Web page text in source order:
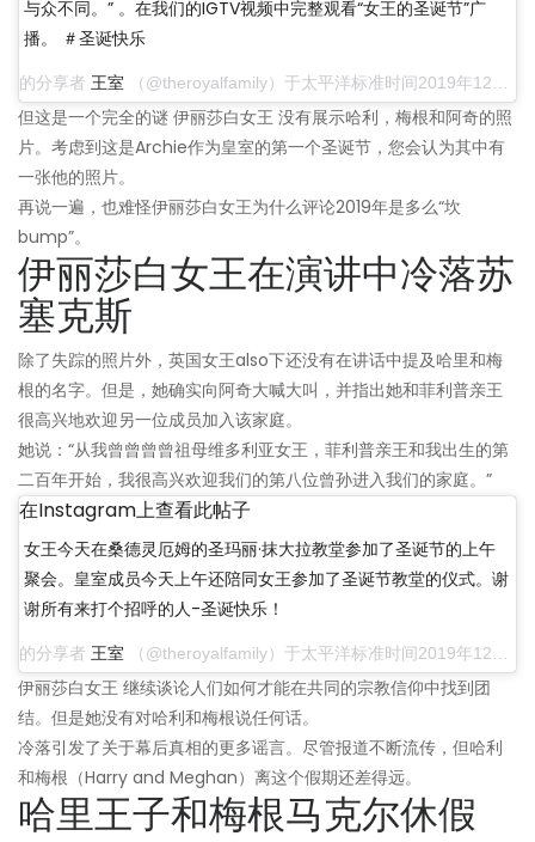
与众不同。” 。在我们的IGTV视频中完整观看“女王的圣诞节”广
播。 ＃圣诞快乐
的分享者 王室 （@theroyalfamily）于太平洋标准时间2019年12月25日上午7:23
但这是一个完全的谜 伊丽莎白女王 没有展示哈利，梅根和阿奇的照
片。考虑到这是Archie作为皇室的第一个圣诞节，您会认为其中有
一张他的照片。
再说一遍，也难怪伊丽莎白女王为什么评论2019年是多么“坎
bump”。
伊丽莎白女王在演讲中冷落苏
塞克斯
除了失踪的照片外，英国女王also下还没有在讲话中提及哈里和梅
根的名字。但是，她确实向阿奇大喊大叫，并指出她和菲利普亲王
很高兴地欢迎另一位成员加入该家庭。
她说：“从我曾曾曾曾祖母维多利亚女王，菲利普亲王和我出生的第
二百年开始，我很高兴欢迎我们的第八位曾孙进入我们的家庭。”
在Instagram上查看此帖子
女王今天在桑德灵厄姆的圣玛丽·抹大拉教堂参加了圣诞节的上午
聚会。皇室成员今天上午还陪同女王参加了圣诞节教堂的仪式。谢
谢所有来打个招呼的人-圣诞快乐！
的分享者 王室 （@theroyalfamily）于太平洋标准时间2019年12月25日上午6:17
伊丽莎白女王 继续谈论人们如何才能在共同的宗教信仰中找到团
结。但是她没有对哈利和梅根说任何话。
冷落引发了关于幕后真相的更多谣言。尽管报道不断流传，但哈利
和梅根（Harry and Meghan）离这个假期还差得远。
哈里王子和梅根马克尔休假